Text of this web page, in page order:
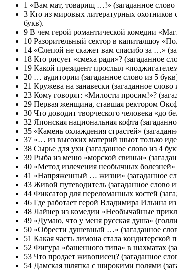
1 «Вам мат, товарищ …!» (загаданное слово
3 Кто из мировых литературных охотников
букв).
9 В чем герой романтической комедии
10 Разорительный сектор в капитал­шоу
14 «Слепой не скажет вам спасибо за …»
18 Кто рисует «смеха ради»? (загаданное
19 Какой президент прослыл
20 … аудитории (загаданное слово из 5
21 Кружева на занавески (загаданное слово
23 Кому говорят: «Милости просим!»?
29 Первая женщина, ставшая ректором
30 Что доводит творческого человека «до
32 Японская национальная кофта
35 «Камень охлаждения страстей»
37 «… из высоких материй шьют только
38 Сырье для ухи (загаданное слово из 4
39 Рыба из меню «морской свиньи»
40 «Метод излечения необычных болезней»
41 «Напряженный … жизни» (загаданное
43 Живой путеводитель (загаданное слово
44 Фиксатор для переломанных костей
46 Где работает герой Владимира Ильина
48 Лайнер из комедии «Необычайные
49 «Думаю, что у меня русская душа»
50 «Обрести душевный …» (загаданное
51 Какая часть лимона стала кондитерской
52 Фигура «башенного типа» в шахматах
53 Что продает живописец? (загаданное
54 Дамская шляпка с широкими полями